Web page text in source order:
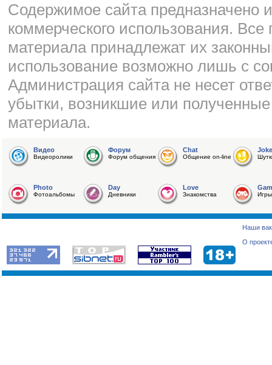
Cодержимое сайта предназначено
коммерческого использования.
материала принадлежат их
использование возможно лишь с
Администрация сайта не несет
убытки, возникшие или
материала.
Видео
Видеоролики
Форум
Форум общения
Chat
Общение on-line
Joke
Photo
Фотоальбомы
Day
Дневники
Love
Знакомства Игры
Наши
О